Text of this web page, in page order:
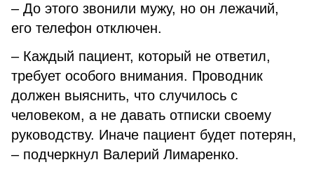
– До этого звонили мужу, но он лежачий,
его телефон отключен.
– Каждый пациент, который не ответил,
требует особого внимания. Проводник
должен выяснить, что случилось с
человеком, а не давать отписки своему
руководству. Иначе пациент будет потерян,
– подчеркнул Валерий Лимаренко.